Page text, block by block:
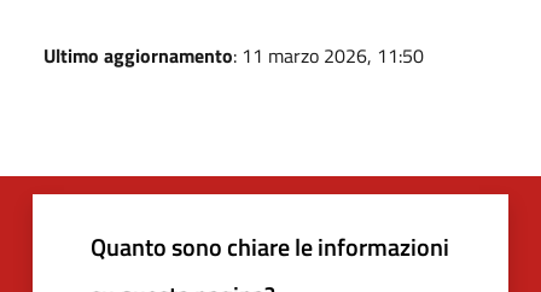
Ultimo aggiornamento: 11 marzo 2026, 11:50
Quanto sono chiare le informazioni